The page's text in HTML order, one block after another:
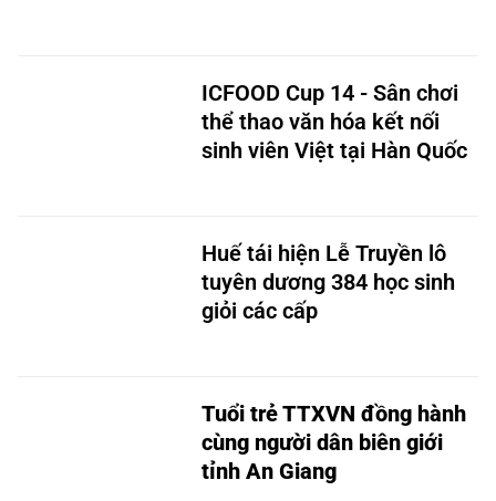
ICFOOD Cup 14 - Sân chơi
thể thao văn hóa kết nối
sinh viên Việt tại Hàn Quốc
Huế tái hiện Lễ Truyền lô
tuyên dương 384 học sinh
giỏi các cấp
Tuổi trẻ TTXVN đồng hành
cùng người dân biên giới
tỉnh An Giang